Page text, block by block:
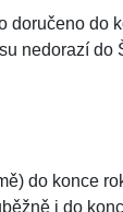
doručeno do
nedorazí do
do konce
i do